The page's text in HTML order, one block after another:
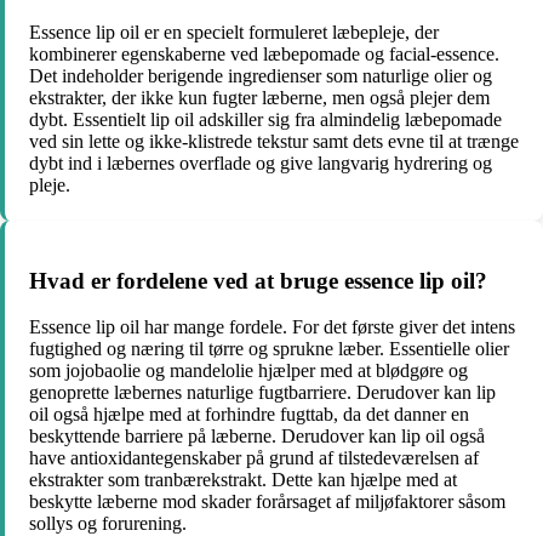
Essence lip oil er en specielt formuleret læbepleje, der
kombinerer egenskaberne ved læbepomade og facial-essence.
Det indeholder berigende ingredienser som naturlige olier og
ekstrakter, der ikke kun fugter læberne, men også plejer dem
dybt. Essentielt lip oil adskiller sig fra almindelig læbepomade
ved sin lette og ikke-klistrede tekstur samt dets evne til at trænge
dybt ind i læbernes overflade og give langvarig hydrering og
pleje.
Hvad er fordelene ved at bruge essence lip oil?
Essence lip oil har mange fordele. For det første giver det intens
fugtighed og næring til tørre og sprukne læber. Essentielle olier
som jojobaolie og mandelolie hjælper med at blødgøre og
genoprette læbernes naturlige fugtbarriere. Derudover kan lip
oil også hjælpe med at forhindre fugttab, da det danner en
beskyttende barriere på læberne. Derudover kan lip oil også
have antioxidantegenskaber på grund af tilstedeværelsen af
ekstrakter som tranbærekstrakt. Dette kan hjælpe med at
beskytte læberne mod skader forårsaget af miljøfaktorer såsom
sollys og forurening.